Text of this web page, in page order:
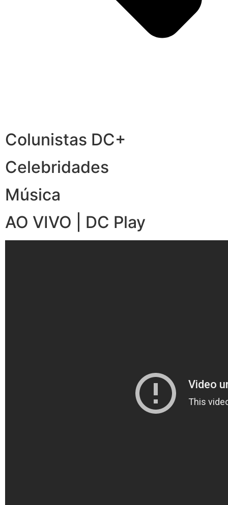
Colunistas DC+
Celebridades
Música
AO VIVO | DC Play